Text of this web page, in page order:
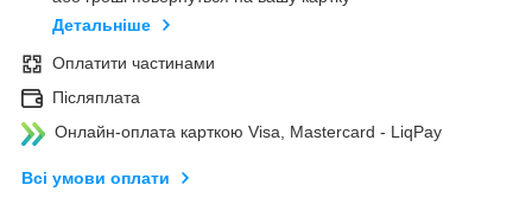
Детальніше
Оплатити частинами
Післяплата
Онлайн-оплата карткою Visa, Mastercard - LiqPay
Всі умови оплати